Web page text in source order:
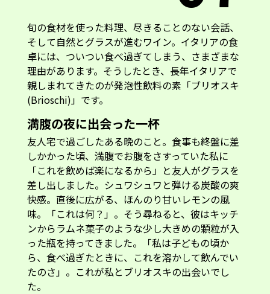
旬の食材を使った料理、尽きることのない会話、
そして自然とグラスが進むワイン。イタリアの食
卓には、ついつい食べ過ぎてしまう、さまざまな
理由があります。そうしたとき、長年イタリアで
親しまれてきたのが発泡性飲料の素「ブリオスキ
(Brioschi)」です。
満腹の夜に出会った一杯
友人宅で過ごしたある晩のこと。食事も終盤に差
しかかった頃、満腹でお腹をさすっていた私に
「これを飲めば楽になるから」と友人がグラスを
差し出しました。シュワシュワと弾ける炭酸の爽
快感。直後に広がる、ほんのり甘いレモンの風
味。「これは何？」。そう尋ねると、彼はキッチ
ンからラムネ菓子のような少し大きめの顆粒が入
った瓶を持ってきました。「私は子どもの頃か
ら、食べ過ぎたときに、これを溶かして飲んでい
たのさ」。これが私とブリオスキの出会いでし
た。